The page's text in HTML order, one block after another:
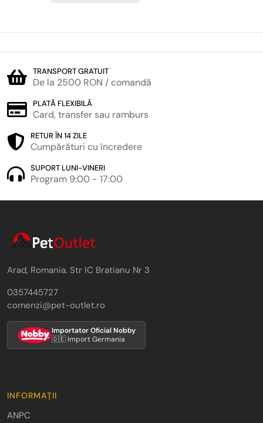
TRANSPORT GRATUIT
De la 2500 RON / comandă
PLATĂ FLEXIBILĂ
Card, transfer sau ramburs
RETUR ÎN 14 ZILE
Cumpărături cu încredere
SUPORT LUNI-VINERI
Program 9:00 - 17:00
Arad, Romania. Str IC Bratianu Nr 3
0357445727
comenzi@pet-outlet.ro
Importator Oficial Nobby
🇩🇪 Import Germania
INFORMAȚII
ANPC